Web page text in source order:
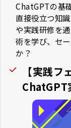
ChatGPTの基
直接役立つ知
や実践研修を
術を学び、セ
か？
【実践フ
ChatGPT